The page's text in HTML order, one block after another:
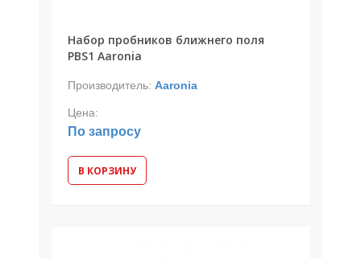
Набор пробников ближнего поля
PBS1 Aaronia
Производитель: Aaronia
Цена:
По запросу
В КОРЗИНУ